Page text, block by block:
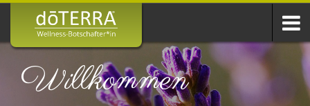
Willkommen